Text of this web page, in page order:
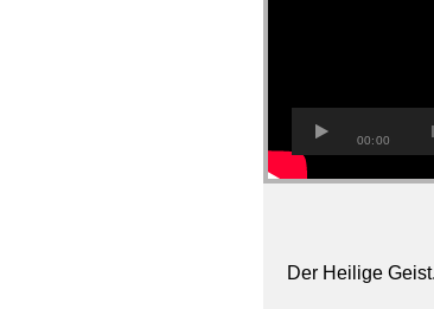
00:00
Der Heilige